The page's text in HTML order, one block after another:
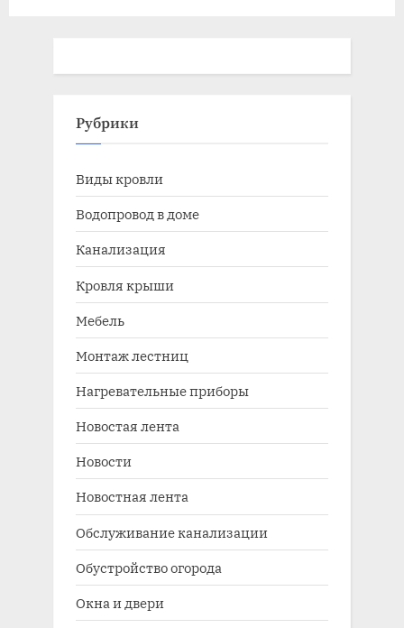
Рубрики
Виды кровли
Водопровод в доме
Канализация
Кровля крыши
Мебель
Монтаж лестниц
Нагревательные приборы
Новостая лента
Новости
Новостная лента
Обслуживание канализации
Обустройство огорода
Окна и двери